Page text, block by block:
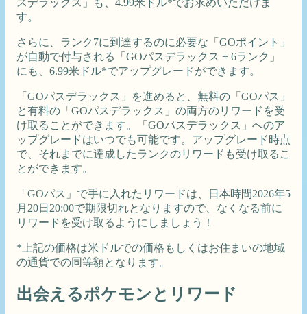
す。
さらに、ランク7に到達するのに必要な「GOポイント」
が自動で付与される「GOパスデラックス + 6ランク」
にも、6.99米ドル*でアップグレードができます。
「GOパスデラックス」を進めると、無料の「GOパス」
と有料の「GOパスデラックス」の両方のリワードを受
け取ることができます。「GOパスデラックス」へのア
ップグレードはいつでも可能です。アップグレード時点
で、それまでに達成したランクのリワードも受け取るこ
とができます。
「GOパス」で手に入れたリワードは、日本時間2026年5
月20日20:00で期限切れとなりますので、なくなる前に
リワードを受け取るようにしましょう！
*上記の価格は米ドルでの価格もしくはお住まいの地域
の通貨での同等額となります。
出会えるポケモンとリワード